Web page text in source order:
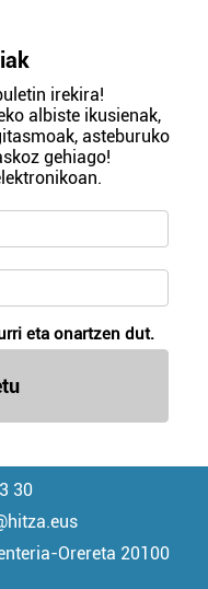
irekira!
albiste ikusienak,
asteburuko
gehiago!
eta onartzen dut.
30
Orereta 20100